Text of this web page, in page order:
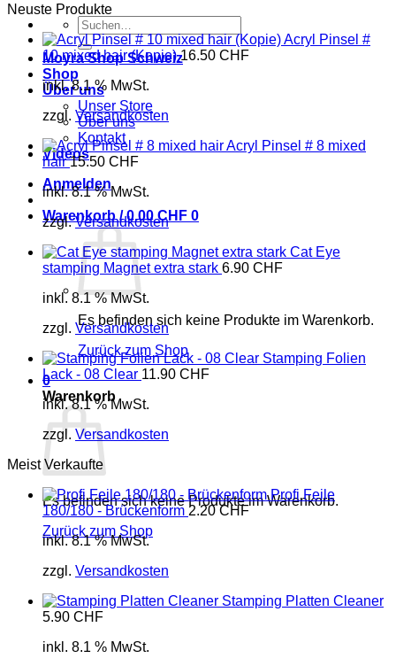
Suchen
nach:
Moyra Shop Schweiz
Shop
Über uns
Unser Store
Über uns
Kontakt
Videos
Anmelden
Warenkorb /0.00CHF 0
Es befinden sich keine Produkte im Warenkorb.
Zurück zum Shop
0
Warenkorb
Es befinden sich keine Produkte im Warenkorb.
Zurück zum Shop
Neuste Produkte
Acryl Pinsel #
10 mixed hair (Kopie) 16.50 CHF
inkl. 8.1 % MwSt.
zzgl. Versandkosten
Acryl Pinsel # 8 mixed
hair 15.50 CHF
inkl. 8.1 % MwSt.
zzgl.Versandkosten
Cat Eye
stamping Magnet extra stark 6.90 CHF
inkl. 8.1 % MwSt.
zzgl. Versandkosten
Stamping Folien
Lack - 08 Clear 11.90 CHF
inkl. 8.1 % MwSt.
zzgl. Versandkosten
Meist Verkaufte
Profi Feile
180/180 - Brückenform 2.20CHF
inkl. 8.1 % MwSt.
zzgl. Versandkosten
Stamping Platten Cleaner
5.90 CHF
inkl. 8.1 % MwSt.